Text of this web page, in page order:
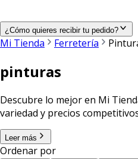
¿Cómo quieres recibir tu pedido?
Mi Tienda Ferretería
pinturas
Descubre lo mejor en Mi
variedad y precios
Leer más
Ordenar por